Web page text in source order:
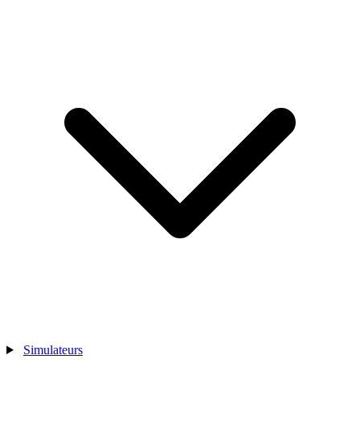
Simulateurs